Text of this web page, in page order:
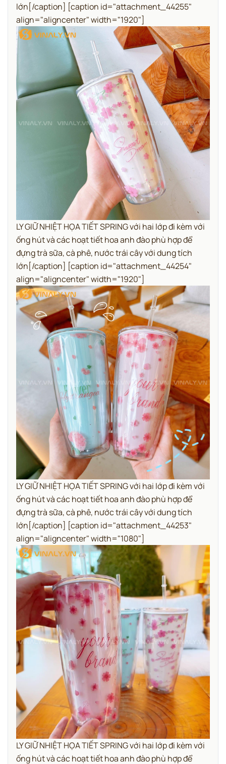
lớn[/caption] [caption id="attachment_44255"
align="aligncenter" width="1920"]
LY GIỮ NHIỆT HỌA TIẾT SPRING với hai lớp đi kèm với
ống hút và các hoạt tiết hoa anh đào phù hợp để
đựng trà sữa, cà phê, nước trái cây với dung tích
lớn[/caption] [caption id="attachment_44254"
align="aligncenter" width="1920"]
LY GIỮ NHIỆT HỌA TIẾT SPRING với hai lớp đi kèm với
ống hút và các hoạt tiết hoa anh đào phù hợp để
đựng trà sữa, cà phê, nước trái cây với dung tích
lớn[/caption] [caption id="attachment_44253"
align="aligncenter" width="1080"]
LY GIỮ NHIỆT HỌA TIẾT SPRING với hai lớp đi kèm với
ống hút và các hoạt tiết hoa anh đào phù hợp để